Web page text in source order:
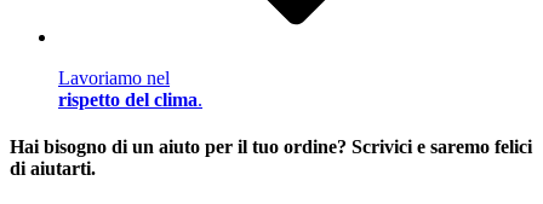
Lavoriamo nel
rispetto del clima.
Hai bisogno di un aiuto per il tuo ordine? Scrivici e saremo felici
di aiutarti.